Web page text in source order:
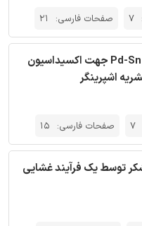
7 صفحات فارسی: 21
ترجمه مقاله نانوذرات آلیاژ Pd-Sn جهت اکسیداسیون
اشپرینگر
7 صفحات فارسی: 15
توسط یک فرآیند غشایی